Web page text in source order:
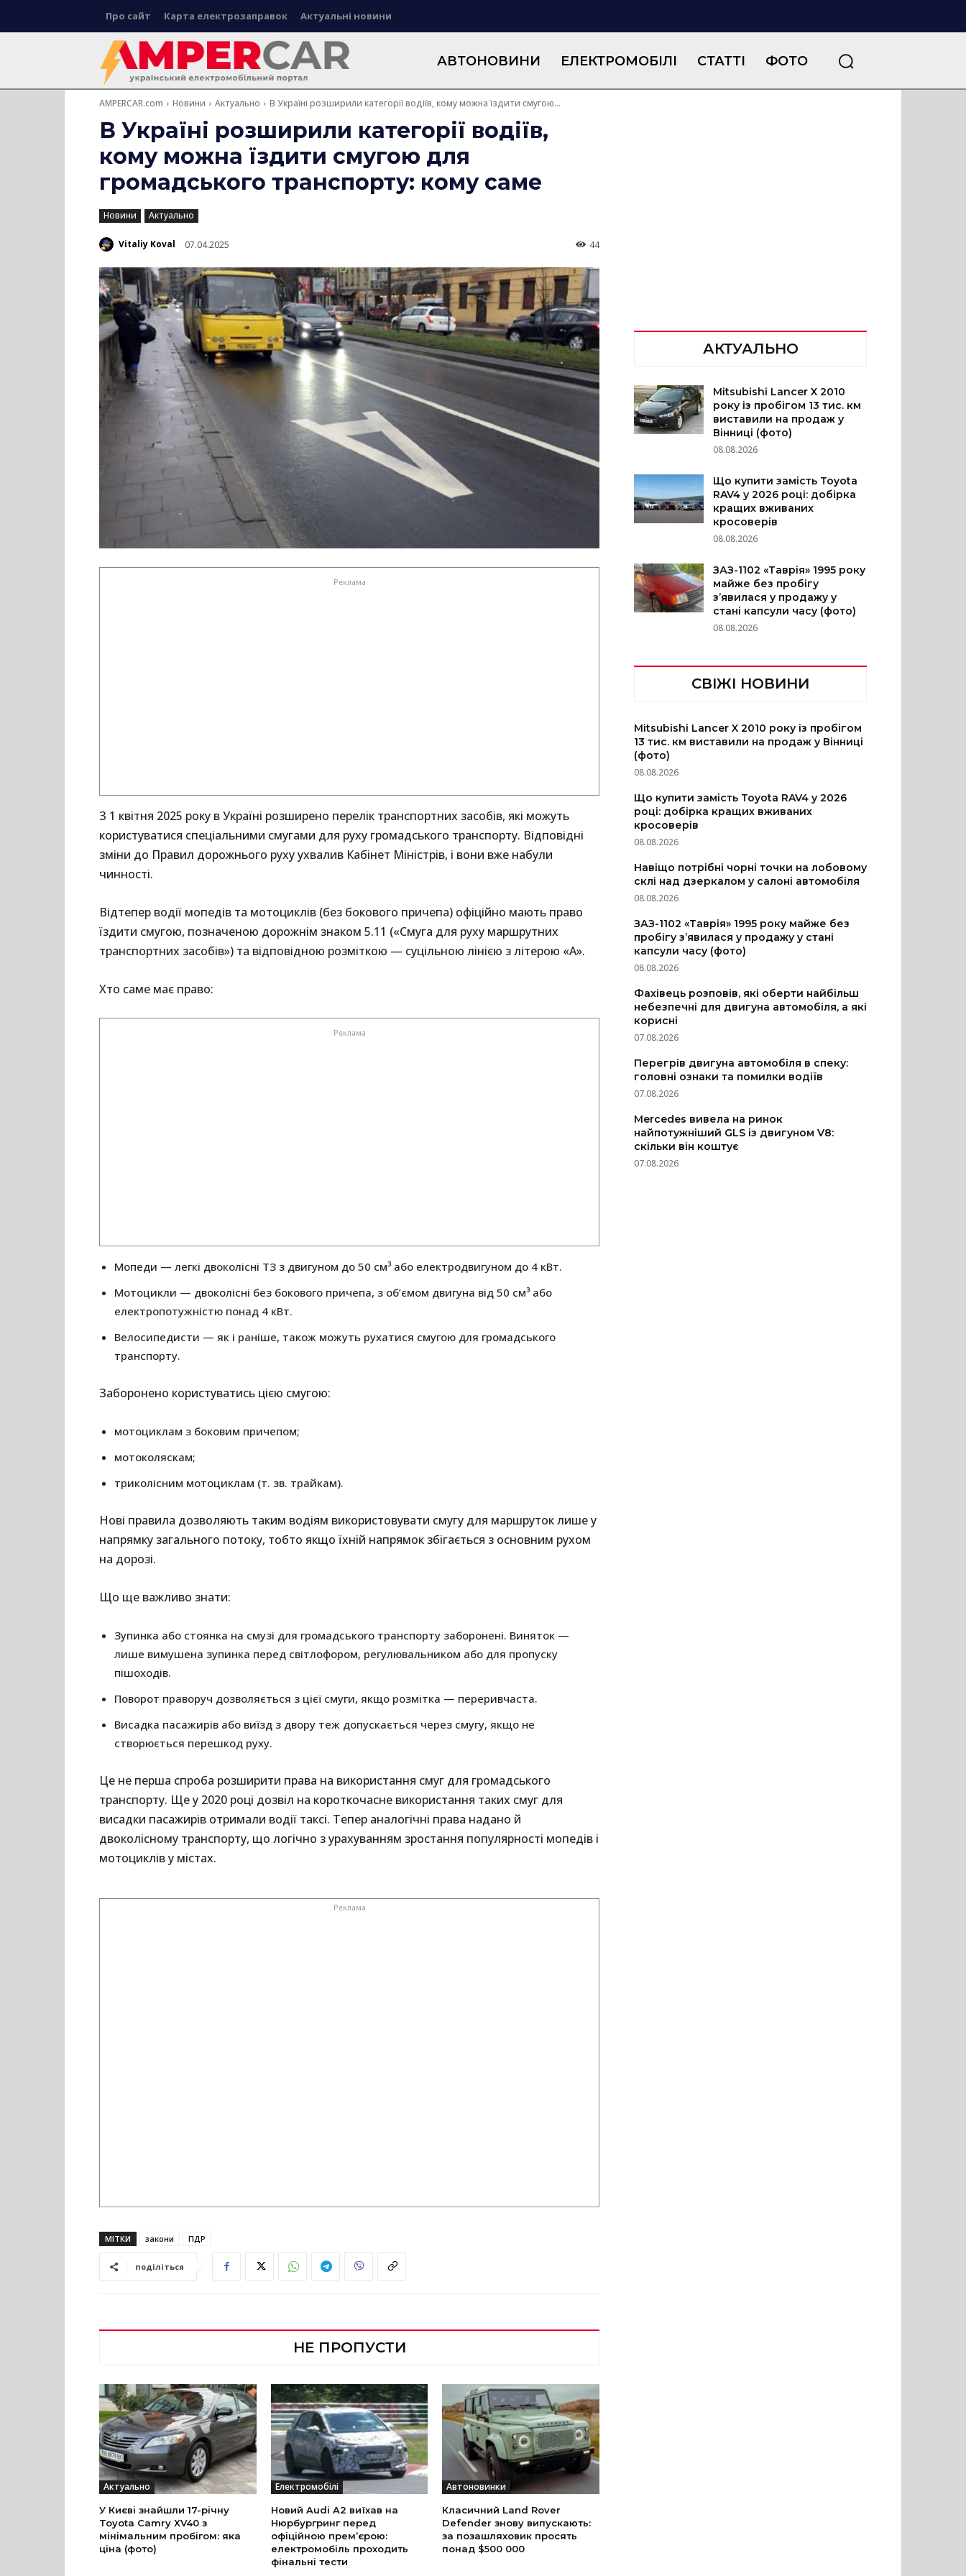
Про сайт Карта електрозаправок Актуальні новини
АВТОНОВИНИ ЕЛЕКТРОМОБІЛІ СТАТТІ ФОТО
AMPERCAR.com Новини Актуально В Україні розширили категорії водіїв, кому можна їздити смугою...
В Україні розширили категорії водіїв,
кому можна їздити смугою для
громадського транспорту: кому саме
Новини Актуально
Vitaliy Koval 07.04.2025 44
З 1 квітня 2025 року в Україні розширено перелік транспортних засобів, які можуть
користуватися спеціальними смугами для руху громадського транспорту. Відповідні
зміни до Правил дорожнього руху ухвалив Кабінет Міністрів, і вони вже набули
чинності.
Відтепер водії мопедів та мотоциклів (без бокового причепа) офіційно мають право
їздити смугою, позначеною дорожнім знаком 5.11 («Смуга для руху маршрутних
транспортних засобів») та відповідною розміткою — суцільною лінією з літерою «А».
Хто саме має право:
Мопеди — легкі двоколісні ТЗ з двигуном до 50 см³ або електродвигуном до 4 кВт.
Мотоцикли — двоколісні без бокового причепа, з об’ємом двигуна від 50 см³ або
електропотужністю понад 4 кВт.
Велосипедисти — як і раніше, також можуть рухатися смугою для громадського
транспорту.
Заборонено користуватись цією смугою:
мотоциклам з боковим причепом;
мотоколяскам;
триколісним мотоциклам (т. зв. трайкам).
Нові правила дозволяють таким водіям використовувати смугу для маршруток лише у
напрямку загального потоку, тобто якщо їхній напрямок збігається з основним рухом
на дорозі.
Що ще важливо знати:
Зупинка або стоянка на смузі для громадського транспорту заборонені. Виняток —
лише вимушена зупинка перед світлофором, регулювальником або для пропуску
пішоходів.
Поворот праворуч дозволяється з цієї смуги, якщо розмітка — переривчаста.
Висадка пасажирів або виїзд з двору теж допускається через смугу, якщо не
створюється перешкод руху.
Це не перша спроба розширити права на використання смуг для громадського
транспорту. Ще у 2020 році дозвіл на короткочасне використання таких смуг для
висадки пасажирів отримали водії таксі. Тепер аналогічні права надано й
двоколісному транспорту, що логічно з урахуванням зростання популярності мопедів і
мотоциклів у містах.
МІТКИ закони ПДР
поділіться
НЕ ПРОПУСТИ
Актуально
У Києві знайшли 17-річну
Toyota Camry XV40 з
мінімальним пробігом: яка
ціна (фото)
Електромобілі
Новий Audi A2 виїхав на
Нюрбургринг перед
офіційною прем’єрою:
електромобіль проходить
фінальні тести
Автоновинки
Класичний Land Rover
Defender знову випускають:
за позашляховик просять
понад $500 000
АКТУАЛЬНО
Mitsubishi Lancer X 2010
року із пробігом 13 тис. км
виставили на продаж у
Вінниці (фото)
08.08.2026
Що купити замість Toyota
RAV4 у 2026 році: добірка
кращих вживаних
кросоверів
08.08.2026
ЗАЗ-1102 «Таврія» 1995 року
майже без пробігу
з’явилася у продажу у
стані капсули часу (фото)
08.08.2026
СВІЖІ НОВИНИ
Mitsubishi Lancer X 2010 року із пробігом
13 тис. км виставили на продаж у Вінниці
(фото)
08.08.2026
Що купити замість Toyota RAV4 у 2026
році: добірка кращих вживаних
кросоверів
08.08.2026
Навіщо потрібні чорні точки на лобовому
склі над дзеркалом у салоні автомобіля
08.08.2026
ЗАЗ-1102 «Таврія» 1995 року майже без
пробігу з’явилася у продажу у стані
капсули часу (фото)
08.08.2026
Фахівець розповів, які оберти найбільш
небезпечні для двигуна автомобіля, а які
корисні
07.08.2026
Перегрів двигуна автомобіля в спеку:
головні ознаки та помилки водіїв
07.08.2026
Mercedes вивела на ринок
найпотужніший GLS із двигуном V8:
скільки він коштує
07.08.2026